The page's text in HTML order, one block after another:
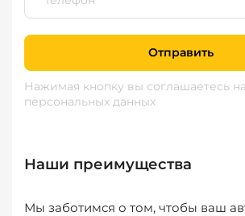
Отправить
Нажимая кнопку вы соглашаетесь
персональных данных
Наши преимущества
Мы заботимся о том, чтобы ваш